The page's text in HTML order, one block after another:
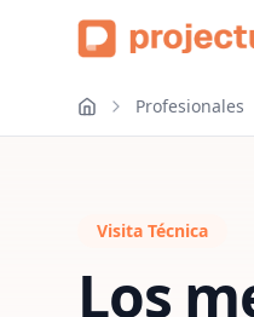
Profesionales
Visita Técnica
Los